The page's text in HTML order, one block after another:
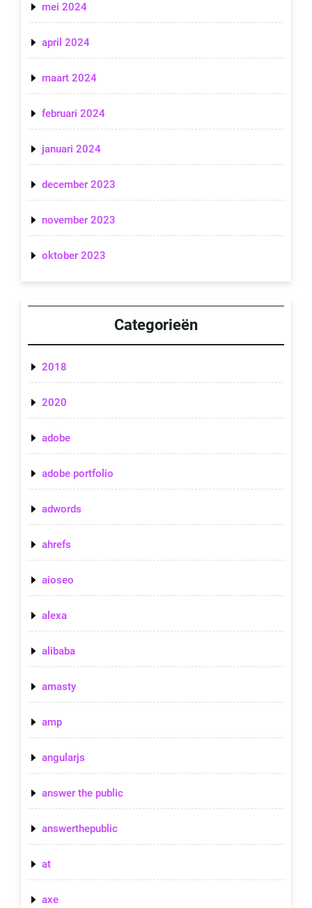
mei 2024
april 2024
maart 2024
februari 2024
januari 2024
december 2023
november 2023
oktober 2023
Categorieën
2018
2020
adobe
adobe portfolio
adwords
ahrefs
aioseo
alexa
alibaba
amasty
amp
angularjs
answer the public
answerthepublic
at
axe